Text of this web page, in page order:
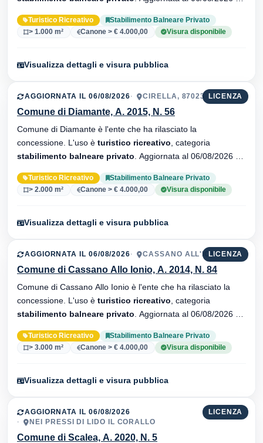
Turistico Ricreativo
Stabilimento Balneare Privato
> 1.000 m²
Canone > € 4.000,00 Visura disponibile
Visualizza dettagli e visura pubblica
LICENZA
AGGIORNATA IL 06/08/2026 CIRELLA, 87023
Comune di Diamante, A. 2015, N. 56
Comune di Diamante è l'ente che ha rilasciato la
concessione. L'uso è turistico ricreativo , categoria
stabilimento balneare privato
Turistico Ricreativo
Stabilimento Balneare Privato
> 2.000 m²
Canone > € 4.000,00 Visura disponibile
Visualizza dettagli e visura pubblica
LICENZA
AGGIORNATA IL 06/08/2026 CASSANO ALL'IONIO
Comune di Cassano Allo Ionio, A. 2014, N. 84
Comune di Cassano Allo Ionio è l'ente che ha rilasciato la
concessione. L'uso è turistico ricreativo , categoria
stabilimento balneare privato
Turistico Ricreativo
Stabilimento Balneare Privato
> 3.000 m²
Canone > € 4.000,00 Visura disponibile
Visualizza dettagli e visura pubblica
LICENZA
AGGIORNATA IL 06/08/2026
NEI PRESSI DI LIDO IL CORALLO
Comune di Scalea, A. 2020, N. 5